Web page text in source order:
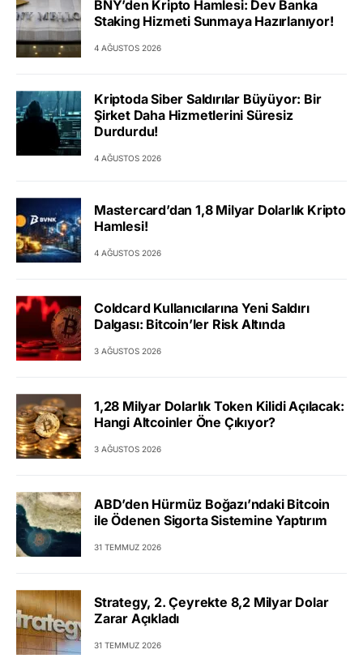
BNY’den Kripto Hamlesi: Dev Banka
Staking Hizmeti Sunmaya Hazırlanıyor!
4 AĞUSTOS 2026
Kriptoda Siber Saldırılar Büyüyor: Bir
Şirket Daha Hizmetlerini Süresiz
Durdurdu!
4 AĞUSTOS 2026
Mastercard’dan 1,8 Milyar Dolarlık Kripto
Hamlesi!
4 AĞUSTOS 2026
Coldcard Kullanıcılarına Yeni Saldırı
Dalgası: Bitcoin’ler Risk Altında
3 AĞUSTOS 2026
1,28 Milyar Dolarlık Token Kilidi Açılacak:
Hangi Altcoinler Öne Çıkıyor?
3 AĞUSTOS 2026
ABD’den Hürmüz Boğazı’ndaki Bitcoin
ile Ödenen Sigorta Sistemine Yaptırım
31 TEMMUZ 2026
Strategy, 2. Çeyrekte 8,2 Milyar Dolar
Zarar Açıkladı
31 TEMMUZ 2026